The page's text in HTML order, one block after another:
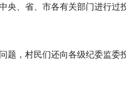
、省、市各有关部门进行过
，村民们还向各级纪委监委